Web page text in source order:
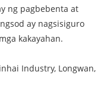
ng pagbebenta at
ay nagsisiguro
kakayahan.
Industry, Longwan,